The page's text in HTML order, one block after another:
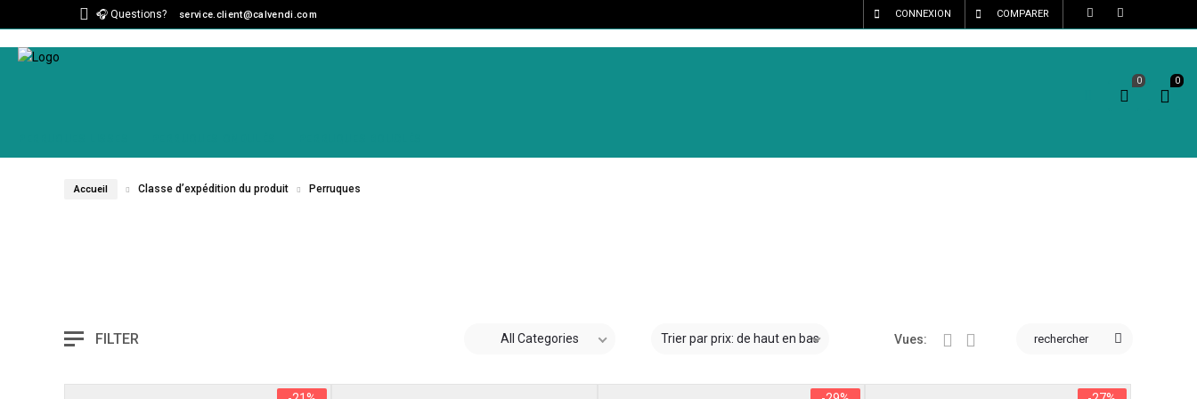
🎧 Questions? service.client@calvendi.com COMPARER
CONNEXION
0
0
Accueil Classe d’expédition du produit Perruques
FILTER All Categories Trier par prix: de haut en bas Vues: rechercher